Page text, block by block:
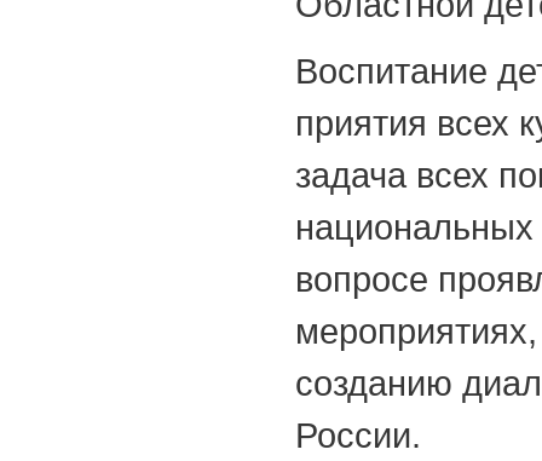
Воспитание
приятия всех
задача всех
вопросе
созданию
России.